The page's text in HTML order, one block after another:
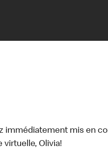
immédiatement mis en
virtuelle, Olivia!